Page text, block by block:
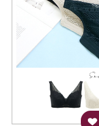
ださい（https://aftee.tw/
AFTEEの初回ご利用の際
ります。支払い期限を過
納金が加算されます。未
の同意を得ればAFTEEを
個人情報の処理、利用に
行使したい場合は、ネッ
にご連絡ください。上記
てAFTEEにご提供いただ
理、利用を許可すること
宅配/離島不配送
配送毎にNT$80、
黑貓貨到付款
配送毎にNT$120
國家/地區配送